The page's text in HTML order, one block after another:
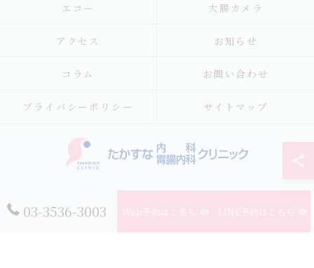
03-3536-3003 Web予約はこちら LINE予約はこちら
エコー 大腸カメラ
アクセス お知らせ
コラム お問い合わせ
プライバシーポリシー サイトマップ
© 2026 東京都江東区の内科ならたかすな内科・胃腸内科クリニック ALL
RIGHTS RESERVED.